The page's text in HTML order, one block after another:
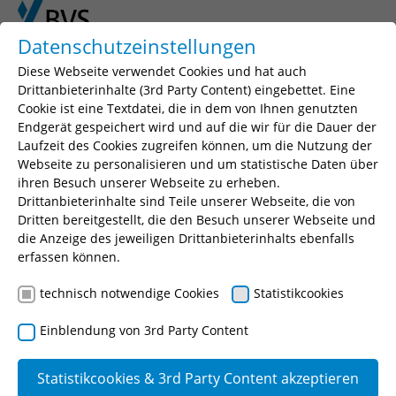
Skip to main content
Skip to page footer
You are here:
BVS Ausbildung
Umwelt und Technik
Ausbildungsbaukasten
Ausbildungsbaukasten
Der Ausbildungsbaukasten wurde für die
Berufsausbildung entwickelt. Er dient der effektiven,
verständlichen und anschaulichen Vermittlung von
Datenschutzeinstellungen
Diese Webseite verwendet Cookies und hat auch
Drittanbieterinhalte (3rd Party Content) eingebettet. Eine
Cookie ist eine Textdatei, die in dem von Ihnen genutzten
Endgerät gespeichert wird und auf die wir für die Dauer der
Laufzeit des Cookies zugreifen können, um die Nutzung der
Webseite zu personalisieren und um statistische Daten über
ihren Besuch unserer Webseite zu erheben.
Drittanbieterinhalte sind Teile unserer Webseite, die von
Dritten bereitgestellt, die den Besuch unserer Webseite und
die Anzeige des jeweiligen Drittanbieterinhalts ebenfalls
erfassen können.
technisch notwendige Cookies Statistikcookies
Einblendung von 3rd Party Content
Statistikcookies & 3rd Party Content akzeptieren